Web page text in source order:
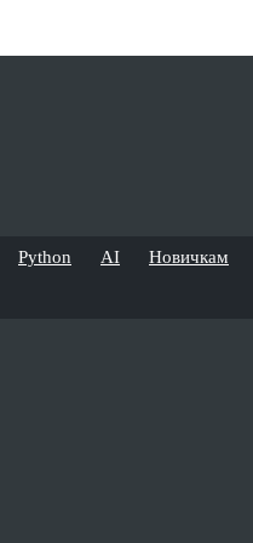
Python AI Новичкам